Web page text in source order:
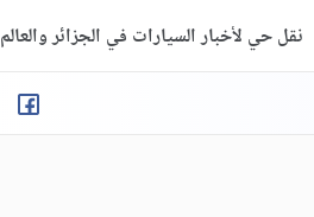
نقل حي لأخبار السيارات في الجزائر والعالم